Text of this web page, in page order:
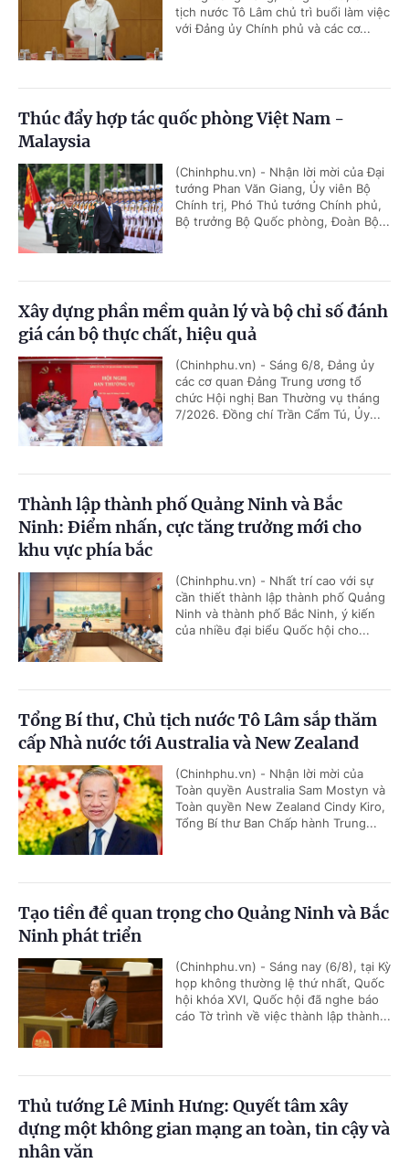
tịch nước Tô Lâm chủ trì buổi làm việc
với Đảng ủy Chính phủ và các cơ...
Thúc đẩy hợp tác quốc phòng Việt Nam -
Malaysia
(Chinhphu.vn) - Nhận lời mời của Đại
tướng Phan Văn Giang, Ủy viên Bộ
Chính trị, Phó Thủ tướng Chính phủ,
Bộ trưởng Bộ Quốc phòng, Đoàn Bộ...
Xây dựng phần mềm quản lý và bộ chỉ số đánh
giá cán bộ thực chất, hiệu quả
(Chinhphu.vn) - Sáng 6/8, Đảng ủy
các cơ quan Đảng Trung ương tổ
chức Hội nghị Ban Thường vụ tháng
7/2026. Đồng chí Trần Cẩm Tú, Ủy...
Thành lập thành phố Quảng Ninh và Bắc
Ninh: Điểm nhấn, cực tăng trưởng mới cho
khu vực phía bắc
(Chinhphu.vn) - Nhất trí cao với sự
cần thiết thành lập thành phố Quảng
Ninh và thành phố Bắc Ninh, ý kiến
của nhiều đại biểu Quốc hội cho...
Tổng Bí thư, Chủ tịch nước Tô Lâm sắp thăm
cấp Nhà nước tới Australia và New Zealand
(Chinhphu.vn) - Nhận lời mời của
Toàn quyền Australia Sam Mostyn và
Toàn quyền New Zealand Cindy Kiro,
Tổng Bí thư Ban Chấp hành Trung...
Tạo tiền đề quan trọng cho Quảng Ninh và Bắc
Ninh phát triển
(Chinhphu.vn) - Sáng nay (6/8), tại Kỳ
họp không thường lệ thứ nhất, Quốc
hội khóa XVI, Quốc hội đã nghe báo
cáo Tờ trình về việc thành lập thành...
Thủ tướng Lê Minh Hưng: Quyết tâm xây
dựng một không gian mạng an toàn, tin cậy và
nhân văn